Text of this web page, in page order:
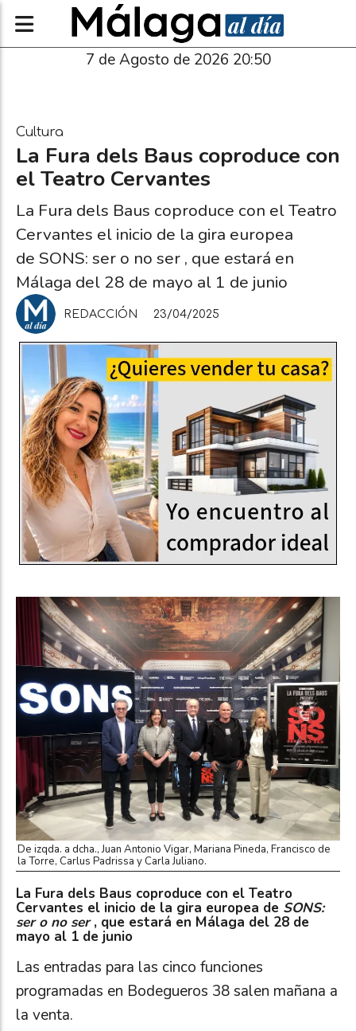
7 de Agosto de 2026 20:50
La Fura dels Baus coproduce con
el Teatro Cervantes
La Fura dels Baus coproduce con el Teatro
Cervantes el inicio de la gira europea
de SONS: ser o no ser , que estará en
Málaga del 28 de mayo al 1 de junio
Cultura
23/04/2025
REDACCIÓN
De izqda. a dcha., Juan Antonio Vigar, Mariana Pineda, Francisco de
la Torre, Carlus Padrissa y Carla Juliano.
La Fura dels Baus coproduce con el Teatro
Cervantes el inicio de la gira europea de SONS:
ser o no ser, que estará en Málaga del 28 de
mayo al 1 de junio
Las entradas para las cinco funciones
programadas en Bodegueros 38 salen mañana a
la venta.